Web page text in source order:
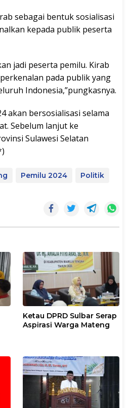
sebagai bentuk sosialisasi
kepada publik peserta
jadi peserta pemilu. Kirab
pada publik yang
Indonesia,”pungkasnya.
akan bersosialisasi selama
Sebelum lanjut ke
Sulawesi Selatan
Pemilu 2024 Politik
Ketau DPRD Sulbar Serap
Aspirasi Warga Mateng